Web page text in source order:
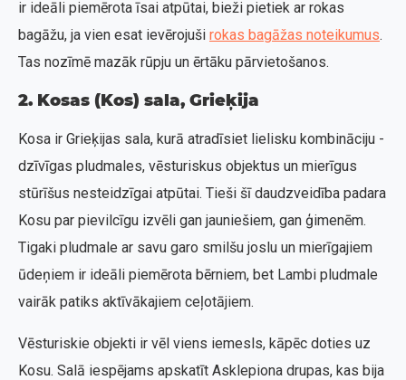
ir ideāli piemērota īsai atpūtai, bieži pietiek ar rokas
bagāžu, ja vien esat ievērojuši rokas bagāžas noteikumus.
Tas nozīmē mazāk rūpju un ērtāku pārvietošanos.
2. Kosas (Kos) sala, Grieķija
Kosa ir Grieķijas sala, kurā atradīsiet lielisku kombināciju -
dzīvīgas pludmales, vēsturiskus objektus un mierīgus
stūrīšus nesteidzīgai atpūtai. Tieši šī daudzveidība padara
Kosu par pievilcīgu izvēli gan jauniešiem, gan ģimenēm.
Tigaki pludmale ar savu garo smilšu joslu un mierīgajiem
ūdeņiem ir ideāli piemērota bērniem, bet Lambi pludmale
vairāk patiks aktīvākajiem ceļotājiem.
Vēsturiskie objekti ir vēl viens iemesls, kāpēc doties uz
Kosu. Salā iespējams apskatīt Asklepiona drupas, kas bija